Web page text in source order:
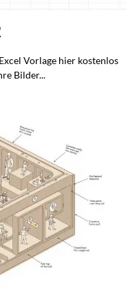
Vorlage hier kostenlos
Bilder...